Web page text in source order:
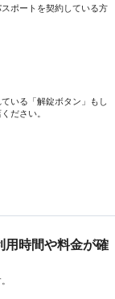
ポートを契約している方
いる「解錠ボタン」もし
ださい。
用時間や料金が確